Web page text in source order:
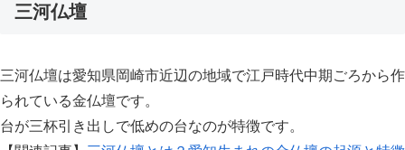
三河仏壇
三河仏壇は愛知県岡崎市近辺の地域で江戸時代中期ごろから作
られている金仏壇です。
台が三杯引き出しで低めの台なのが特徴です。